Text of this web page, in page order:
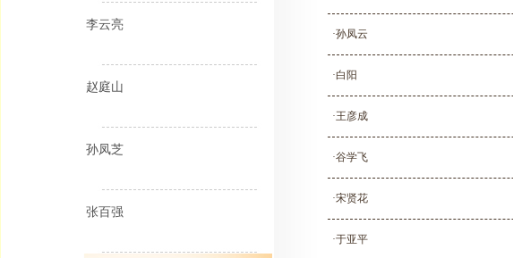
李云亮
赵庭山
孙凤芝
张百强
·孙凤云
·白阳
·王彦成
·谷学飞
·宋贤花
·于亚平